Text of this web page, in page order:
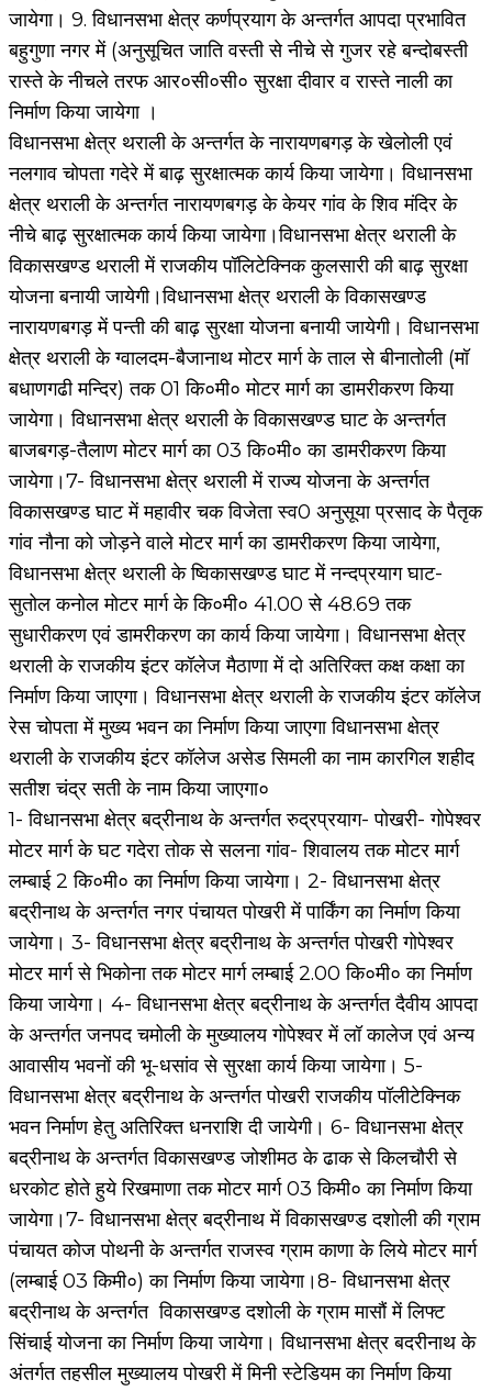
जायेगा। 9. विधानसभा क्षेत्र कर्णप्रयाग के अन्तर्गत आपदा प्रभावित
बहुगुणा नगर में (अनुसूचित जाति वस्ती से नीचे से गुजर रहे बन्दोबस्ती
रास्ते के नीचले तरफ आर०सी०सी० सुरक्षा दीवार व रास्ते नाली का
निर्माण किया जायेगा ।
विधानसभा क्षेत्र थराली के अन्तर्गत के नारायणबगड़ के खेलोली एवं
नलगाव चोपता गदेरे में बाढ़ सुरक्षात्मक कार्य किया जायेगा। विधानसभा
क्षेत्र थराली के अन्तर्गत नारायणबगड़ के केयर गांव के शिव मंदिर के
नीचे बाढ़ सुरक्षात्मक कार्य किया जायेगा।विधानसभा क्षेत्र थराली के
विकासखण्ड थराली में राजकीय पॉलिटेक्निक कुलसारी की बाढ़ सुरक्षा
योजना बनायी जायेगी।विधानसभा क्षेत्र थराली के विकासखण्ड
नारायणबगड़ में पन्ती की बाढ़ सुरक्षा योजना बनायी जायेगी। विधानसभा
क्षेत्र थराली के ग्वालदम-बैजानाथ मोटर मार्ग के ताल से बीनातोली (मॉ
बधाणगढी मन्दिर) तक 01 कि०मी० मोटर मार्ग का डामरीकरण किया
जायेगा। विधानसभा क्षेत्र थराली के विकासखण्ड घाट के अन्तर्गत
बाजबगड़-तैलाण मोटर मार्ग का 03 कि०मी० का डामरीकरण किया
जायेगा।7- विधानसभा क्षेत्र थराली में राज्य योजना के अन्तर्गत
विकासखण्ड घाट में महावीर चक विजेता स्व0 अनुसूया प्रसाद के पैतृक
गांव नौना को जोड़ने वाले मोटर मार्ग का डामरीकरण किया जायेगा,
विधानसभा क्षेत्र थराली के ष्विकासखण्ड घाट में नन्दप्रयाग घाट-
सुतोल कनोल मोटर मार्ग के कि०मी० 41.00 से 48.69 तक
सुधारीकरण एवं डामरीकरण का कार्य किया जायेगा। विधानसभा क्षेत्र
थराली के राजकीय इंटर कॉलेज मैठाणा में दो अतिरिक्त कक्ष कक्षा का
निर्माण किया जाएगा। विधानसभा क्षेत्र थराली के राजकीय इंटर कॉलेज
रेस चोपता में मुख्य भवन का निर्माण किया जाएगा विधानसभा क्षेत्र
थराली के राजकीय इंटर कॉलेज असेड सिमली का नाम कारगिल शहीद
सतीश चंद्र सती के नाम किया जाएगा०
1- विधानसभा क्षेत्र बद्रीनाथ के अन्तर्गत रुद्रप्रयाग- पोखरी- गोपेश्वर
मोटर मार्ग के घट गदेरा तोक से सलना गांव- शिवालय तक मोटर मार्ग
लम्बाई 2 कि०मी० का निर्माण किया जायेगा। 2- विधानसभा क्षेत्र
बद्रीनाथ के अन्तर्गत नगर पंचायत पोखरी में पार्किंग का निर्माण किया
जायेगा। 3- विधानसभा क्षेत्र बद्रीनाथ के अन्तर्गत पोखरी गोपेश्वर
मोटर मार्ग से भिकोना तक मोटर मार्ग लम्बाई 2.00 कि०मी० का निर्माण
किया जायेगा। 4- विधानसभा क्षेत्र बद्रीनाथ के अन्तर्गत दैवीय आपदा
के अन्तर्गत जनपद चमोली के मुख्यालय गोपेश्वर में लॉ कालेज एवं अन्य
आवासीय भवनों की भू-धसांव से सुरक्षा कार्य किया जायेगा। 5-
विधानसभा क्षेत्र बद्रीनाथ के अन्तर्गत पोखरी राजकीय पॉलीटेक्निक
भवन निर्माण हेतु अतिरिक्त धनराशि दी जायेगी। 6- विधानसभा क्षेत्र
बद्रीनाथ के अन्तर्गत विकासखण्ड जोशीमठ के ढाक से किलचौरी से
धरकोट होते हुये रिखमाणा तक मोटर मार्ग 03 किमी० का निर्माण किया
जायेगा।7- विधानसभा क्षेत्र बद्रीनाथ में विकासखण्ड दशोली की ग्राम
पंचायत कोज पोथनी के अन्तर्गत राजस्व ग्राम काणा के लिये मोटर मार्ग
(लम्बाई 03 किमी०) का निर्माण किया जायेगा।8- विधानसभा क्षेत्र
बद्रीनाथ के अन्तर्गत विकासखण्ड दशोली के ग्राम मासौं में लिफ्ट
सिंचाई योजना का निर्माण किया जायेगा। विधानसभा क्षेत्र बदरीनाथ के
अंतर्गत तहसील मुख्यालय पोखरी में मिनी स्टेडियम का निर्माण किया